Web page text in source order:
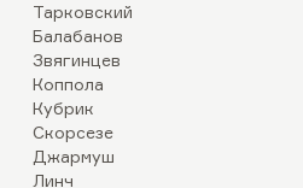
Тарковский
Балабанов
Звягинцев
Коппола
Кубрик
Скорсезе
Джармуш
Линч